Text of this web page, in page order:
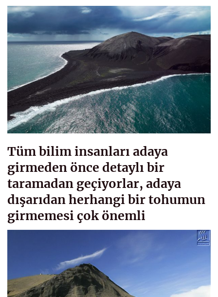
Tüm bilim insanları adaya
girmeden önce detaylı bir
taramadan geçiyorlar, adaya
dışarıdan herhangi bir tohumun
girmemesi çok önemli